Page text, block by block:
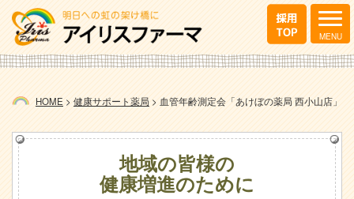
HOME > 健康サポート薬局 > 血管年齢測定会「あけぼの薬局 西小山店」
地域の皆様の
健康増進のために